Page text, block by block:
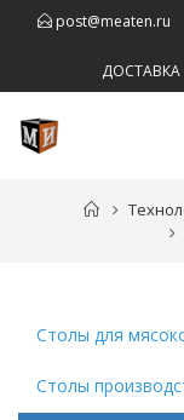
post@meaten.ru
Столы для
Столы